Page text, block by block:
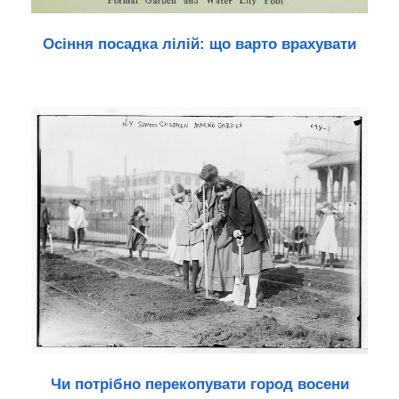
Осіння посадка лілій: що варто врахувати
Чи потрібно перекопувати город восени